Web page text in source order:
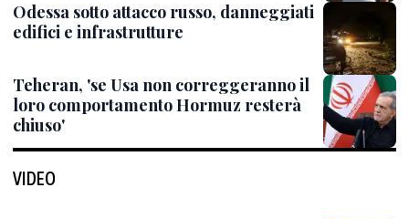
Odessa sotto attacco russo, danneggiati
edifici e infrastrutture
Teheran, 'se Usa non correggeranno il
loro comportamento Hormuz resterà
chiuso'
VIDEO